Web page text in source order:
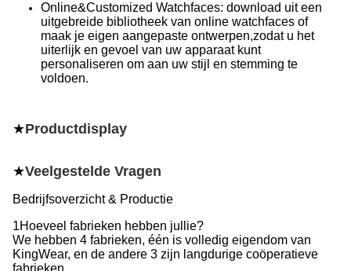
Online&Customized Watchfaces: download uit een
uitgebreide bibliotheek van online watchfaces of
maak je eigen aangepaste ontwerpen,zodat u het
uiterlijk en gevoel van uw apparaat kunt
personaliseren om aan uw stijl en stemming te
voldoen.
★Productdisplay
★Veelgestelde Vragen
Bedrijfsoverzicht & Productie
1Hoeveel fabrieken hebben jullie?
We hebben 4 fabrieken, één is volledig eigendom van
KingWear, en de andere 3 zijn langdurige coöperatieve
fabrieken.